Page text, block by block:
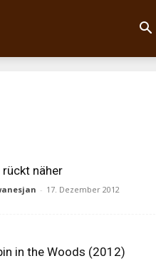
rückt näher
- 17. Dezember 2012
in the Woods (2012)